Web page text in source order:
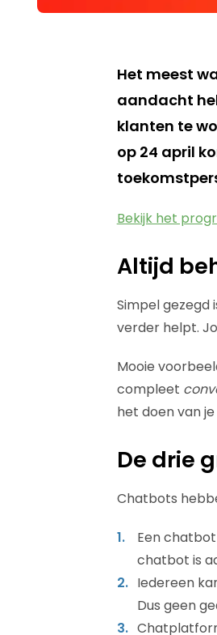
Het meest
aandacht
klanten te
op 24 april
Bekijk het
Altijd
Simpel gezegd
verder helpt.
Mooie
compleet
het doen van
De drie
Chatbots
Een
chatbot is
Iedereen
Dus geen